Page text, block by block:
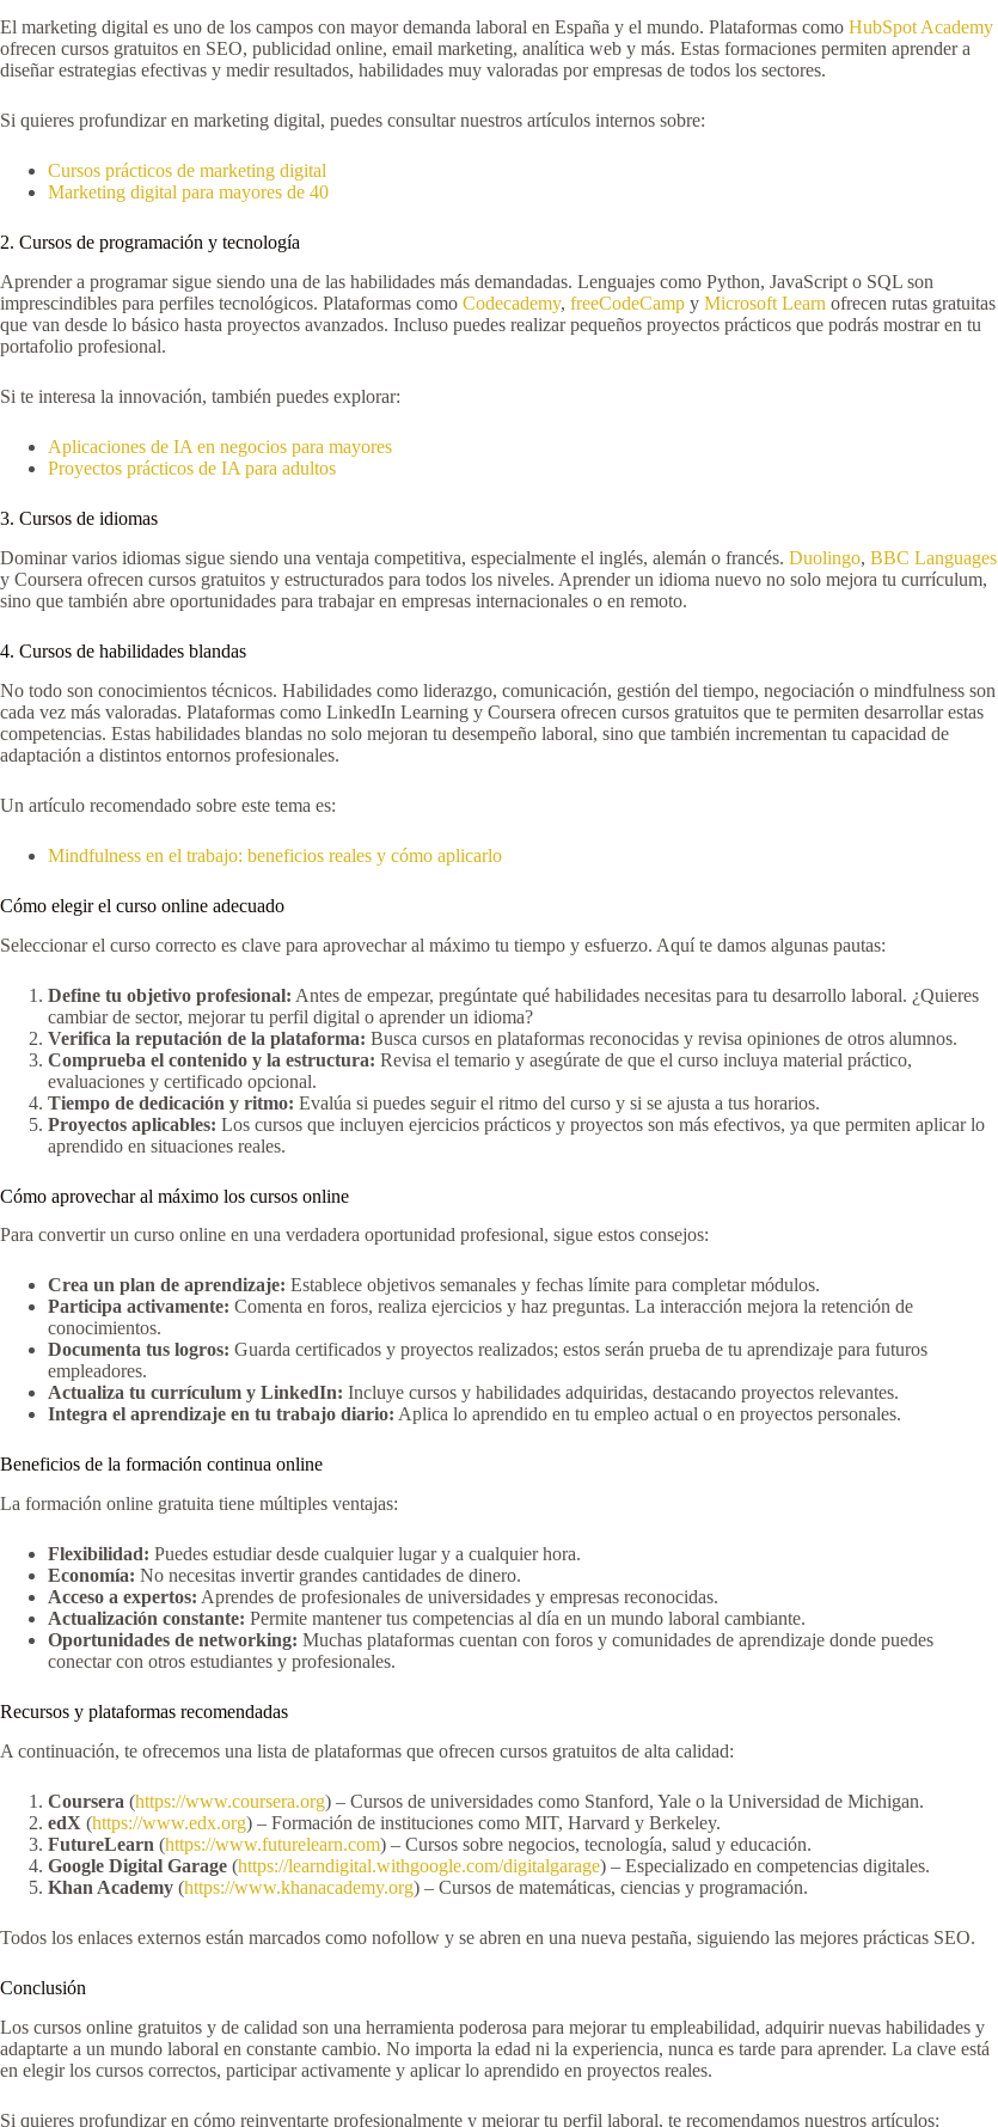
El marketing digital es uno de los campos con mayor demanda laboral en España y el mundo. Plataformas como HubSpot Academy
ofrecen cursos gratuitos en SEO, publicidad online, email marketing, analítica web y más. Estas formaciones permiten aprender a
diseñar estrategias efectivas y medir resultados, habilidades muy valoradas por empresas de todos los sectores.
Si quieres profundizar en marketing digital, puedes consultar nuestros artículos internos sobre:
Cursos prácticos de marketing digital
Marketing digital para mayores de 40
2. Cursos de programación y tecnología
Aprender a programar sigue siendo una de las habilidades más demandadas. Lenguajes como Python, JavaScript o SQL son
imprescindibles para perfiles tecnológicos. Plataformas como Codecademy, freeCodeCamp y Microsoft Learn ofrecen rutas gratuitas
que van desde lo básico hasta proyectos avanzados. Incluso puedes realizar pequeños proyectos prácticos que podrás mostrar en tu
portafolio profesional.
Si te interesa la innovación, también puedes explorar:
Aplicaciones de IA en negocios para mayores
Proyectos prácticos de IA para adultos
3. Cursos de idiomas
Dominar varios idiomas sigue siendo una ventaja competitiva, especialmente el inglés, alemán o francés. Duolingo, BBC Languages
y Coursera ofrecen cursos gratuitos y estructurados para todos los niveles. Aprender un idioma nuevo no solo mejora tu currículum,
sino que también abre oportunidades para trabajar en empresas internacionales o en remoto.
4. Cursos de habilidades blandas
No todo son conocimientos técnicos. Habilidades como liderazgo, comunicación, gestión del tiempo, negociación o mindfulness son
cada vez más valoradas. Plataformas como LinkedIn Learning y Coursera ofrecen cursos gratuitos que te permiten desarrollar estas
competencias. Estas habilidades blandas no solo mejoran tu desempeño laboral, sino que también incrementan tu capacidad de
adaptación a distintos entornos profesionales.
Un artículo recomendado sobre este tema es:
Mindfulness en el trabajo: beneficios reales y cómo aplicarlo
Cómo elegir el curso online adecuado
Seleccionar el curso correcto es clave para aprovechar al máximo tu tiempo y esfuerzo. Aquí te damos algunas pautas:
Define tu objetivo profesional: Antes de empezar, pregúntate qué habilidades necesitas para tu desarrollo laboral. ¿Quieres
cambiar de sector, mejorar tu perfil digital o aprender un idioma?
Verifica la reputación de la plataforma: Busca cursos en plataformas reconocidas y revisa opiniones de otros alumnos.
Comprueba el contenido y la estructura: Revisa el temario y asegúrate de que el curso incluya material práctico,
evaluaciones y certificado opcional.
Tiempo de dedicación y ritmo: Evalúa si puedes seguir el ritmo del curso y si se ajusta a tus horarios.
Proyectos aplicables: Los cursos que incluyen ejercicios prácticos y proyectos son más efectivos, ya que permiten aplicar lo
aprendido en situaciones reales.
Cómo aprovechar al máximo los cursos online
Para convertir un curso online en una verdadera oportunidad profesional, sigue estos consejos:
Crea un plan de aprendizaje: Establece objetivos semanales y fechas límite para completar módulos.
Participa activamente: Comenta en foros, realiza ejercicios y haz preguntas. La interacción mejora la retención de
conocimientos.
Documenta tus logros: Guarda certificados y proyectos realizados; estos serán prueba de tu aprendizaje para futuros
empleadores.
Actualiza tu currículum y LinkedIn: Incluye cursos y habilidades adquiridas, destacando proyectos relevantes.
Integra el aprendizaje en tu trabajo diario: Aplica lo aprendido en tu empleo actual o en proyectos personales.
Beneficios de la formación continua online
La formación online gratuita tiene múltiples ventajas:
Flexibilidad: Puedes estudiar desde cualquier lugar y a cualquier hora.
Economía: No necesitas invertir grandes cantidades de dinero.
Acceso a expertos: Aprendes de profesionales de universidades y empresas reconocidas.
Actualización constante: Permite mantener tus competencias al día en un mundo laboral cambiante.
Oportunidades de networking: Muchas plataformas cuentan con foros y comunidades de aprendizaje donde puedes
conectar con otros estudiantes y profesionales.
Recursos y plataformas recomendadas
A continuación, te ofrecemos una lista de plataformas que ofrecen cursos gratuitos de alta calidad:
Coursera (https://www.coursera.org) – Cursos de universidades como Stanford, Yale o la Universidad de Michigan.
edX (https://www.edx.org) – Formación de instituciones como MIT, Harvard y Berkeley.
FutureLearn (https://www.futurelearn.com) – Cursos sobre negocios, tecnología, salud y educación.
Google Digital Garage (https://learndigital.withgoogle.com/digitalgarage) – Especializado en competencias digitales.
Khan Academy (https://www.khanacademy.org) – Cursos de matemáticas, ciencias y programación.
Todos los enlaces externos están marcados como nofollow y se abren en una nueva pestaña, siguiendo las mejores prácticas SEO.
Conclusión
Los cursos online gratuitos y de calidad son una herramienta poderosa para mejorar tu empleabilidad, adquirir nuevas habilidades y
adaptarte a un mundo laboral en constante cambio. No importa la edad ni la experiencia, nunca es tarde para aprender. La clave está
en elegir los cursos correctos, participar activamente y aplicar lo aprendido en proyectos reales.
Si quieres profundizar en cómo reinventarte profesionalmente y mejorar tu perfil laboral, te recomendamos nuestros artículos: